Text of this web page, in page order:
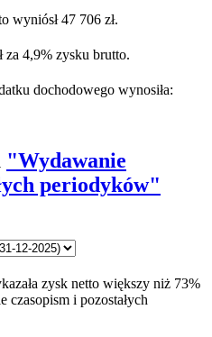
wyniósł 47 706 zł.
za 4,9% zysku brutto.
dochodowego wynosiła:
"Wydawanie
periodyków"
zysk netto większy niż 73%
i pozostałych